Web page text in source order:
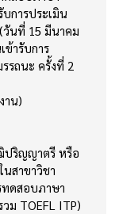
การประเมิน
วันที่ 15 มีนาคม
ข้ารับการ
รถนะ ครั้งที่ 2
าน)
ปริญญาตรี หรือ
สาขาวิชา
ทดสอบภาษา
ม TOEFL ITP)